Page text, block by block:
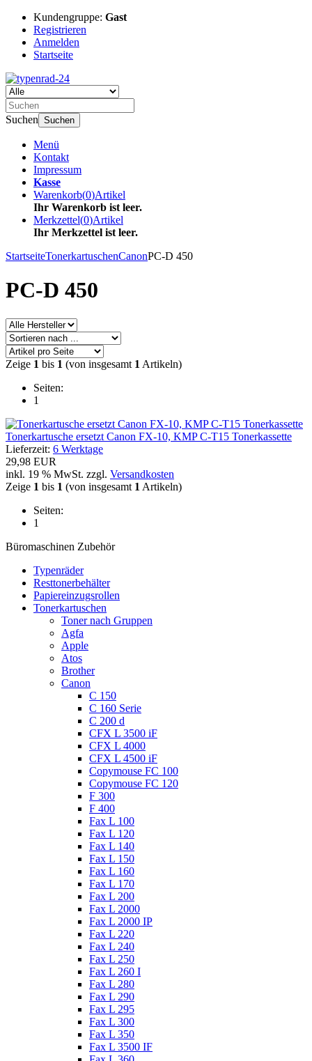
Kundengruppe: Gast
Registrieren
Anmelden
Startseite
Suchen Suchen
Menü
Kontakt
Impressum
Kasse
Warenkorb(0)Artikel
Ihr Warenkorb ist leer.
Merkzettel(0)Artikel
Ihr Merkzettel ist leer.
StartseiteTonerkartuschenCanonPC-D 450
PC-D 450
Zeige 1 bis 1 (von insgesamt 1 Artikeln)
Seiten:
1
Tonerkartusche ersetzt Canon FX-10, KMP C-T15 Tonerkassette
Lieferzeit: 6 Werktage
29,98 EUR
inkl. 19 % MwSt. zzgl. Versandkosten
Zeige 1 bis 1 (von insgesamt 1 Artikeln)
Seiten:
1
Büromaschinen Zubehör
Typenräder
Resttonerbehälter
Papiereinzugsrollen
Tonerkartuschen
Toner nach Gruppen
Agfa
Apple
Atos
Brother
Canon
C 150
C 160 Serie
C 200 d
CFX L 3500 iF
CFX L 4000
CFX L 4500 iF
Copymouse FC 100
Copymouse FC 120
F 300
F 400
Fax L 100
Fax L 120
Fax L 140
Fax L 150
Fax L 160
Fax L 170
Fax L 200
Fax L 2000
Fax L 2000 IP
Fax L 220
Fax L 240
Fax L 250
Fax L 260 I
Fax L 280
Fax L 290
Fax L 295
Fax L 300
Fax L 350
Fax L 3500 IF